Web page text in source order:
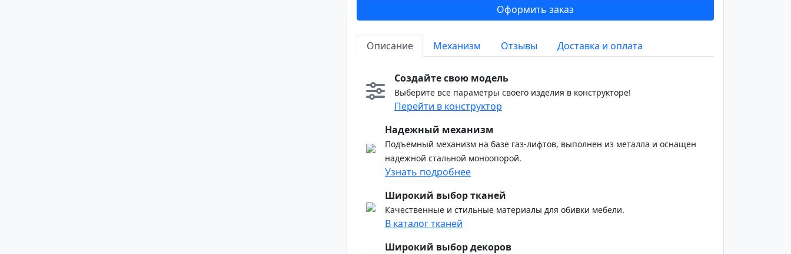
Оформить заказ
Описание Механизм Отзывы Доставка и оплата
Создайте свою модель
Выберите все параметры своего изделия в конструкторе!
Перейти в конструктор
Надежный механизм
Подъемный механизм на базе газ-лифтов, выполнен из металла и оснащен
надежной стальной моноопорой.
Узнать подробнее
Широкий выбор тканей
Качественные и стильные материалы для обивки мебели.
В каталог тканей
Широкий выбор декоров